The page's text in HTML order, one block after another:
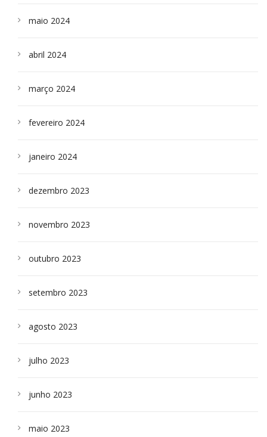
maio 2024
abril 2024
março 2024
fevereiro 2024
janeiro 2024
dezembro 2023
novembro 2023
outubro 2023
setembro 2023
agosto 2023
julho 2023
junho 2023
maio 2023